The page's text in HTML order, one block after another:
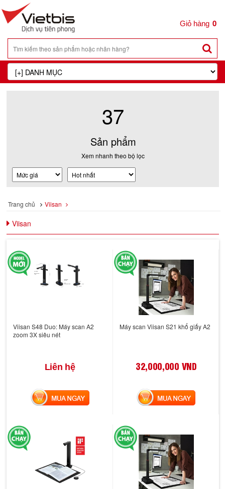
0
37
Sản phẩm
Xem nhanh theo bộ lọc
Trang chủ Viisan
Viisan
Viisan S48 Duo: Máy scan A2
zoom 3X siêu nét
Liên hệ
MUA NGAY
Máy scan Viisan S21 khổ giấy A2
32,000,000 VND
MUA NGAY